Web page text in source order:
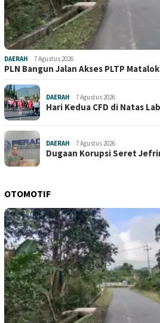
DAERAH 7 Agustus 2026
PLN Bangun Jalan Akses PLTP
DAERAH 7 Agustus 2026
Hari Kedua CFD di Natas
DAERAH 7 Agustus 2026
Dugaan Korupsi Seret
OTOMOTIF